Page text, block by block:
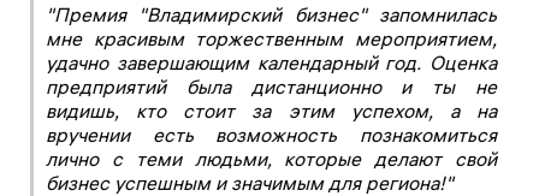
"Премия "Владимирский бизнес" запомнилась
мне красивым торжественным мероприятием,
удачно завершающим календарный год. Оценка
предприятий была дистанционно и ты не
видишь, кто стоит за этим успехом, а на
вручении есть возможность познакомиться
лично с теми людьми, которые делают свой
бизнес успешным и значимым для региона!"